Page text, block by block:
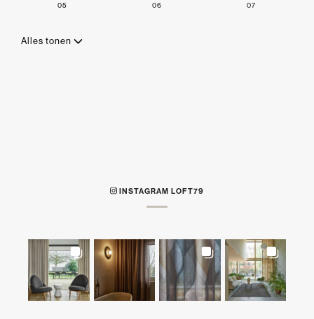
05 06 07
Alles tonen
INSTAGRAM LOFT79